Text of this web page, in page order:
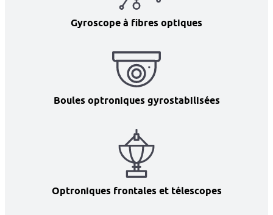
Gyroscope à fibres optiques
Boules optroniques gyrostabilisées
Optroniques frontales et télescopes